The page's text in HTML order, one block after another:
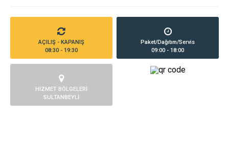
AÇILIŞ - KAPANIŞ
08:30 - 19:30
Paket/Dağıtım/Servis
09:00 - 18:00
HİZMET BÖLGELERİ
SULTANBEYLİ